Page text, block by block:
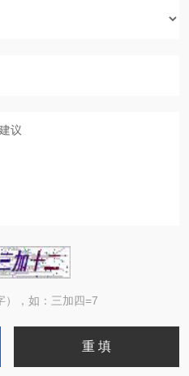
），如：三加四=7